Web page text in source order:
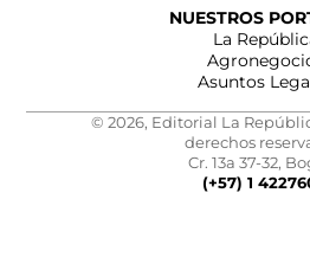
NUESTROS
La
Asuntos
© 2026, Editorial La
derechos
Cr. 13a 37-32,
(+57) 1